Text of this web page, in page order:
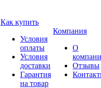
Как купить
Условия
оплаты
Условия
доставки
Гарантия
на товар
Компания
О
Отзывы